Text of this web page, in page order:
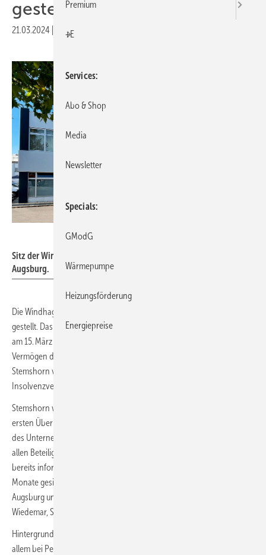
gestellt
21.03.2024 Druckvorschau
Sitz der Windhager Zentralheizung GmbH in Gersthofen bei
Augsburg.
Die Windhager Zentralheizung GmbH hat einen Insolvenzantrag
gestellt. Das Amtsgericht Augsburg (Insolvenzgericht) hat daraufhin
am 15. März 2024 die vorläufige Insolvenzverwaltung über das
Vermögen des Heiztechnikanbieters angeordnet und Georg Jakob
Stemshorn von der Pluta Rechtsanwalts GmbH, zum vorläufigen
Insolvenzverwalter bestellt.
Stemshorn war am bereits am gleichen Tag vor Ort, um sich einen
ersten Überblick zu verschaffen. Stemshorn: „Der Geschäftsbetrieb
des Unternehmens wird fortgeführt. Wir führen derzeit Gespräche mit
allen Beteiligten.“ Die 92 Mitarbeiter des Unternehmens wurden
bereits informiert. Ihre Gehälter sind über das Insolvenzgeld für drei
Monate gesichert. Das Unternehmen hat seinen Sitz in Gersthofen bei
Augsburg und Standorte in Bissendorf, Niedersachsen, sowie in
Wiedemar, Sachsen.
Hintergrund der Antragstellung ist die negative Marktentwicklung vor
allem bei Pellet-Heizungen in den zurückliegenden eineinhalb Jahren
Premium
+E
Services
Abo & Shop
Media
Newsletter
Specials
GModG
Wärmepumpe
Heizungsförderung
Energiepreise